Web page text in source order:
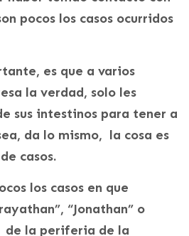
pocos los casos ocurridos
es que a varios
la verdad, solo les
sus intestinos para tener a
da lo mismo, la cosa es
casos.
los casos en que
“Jonathan” o
de la periferia de la